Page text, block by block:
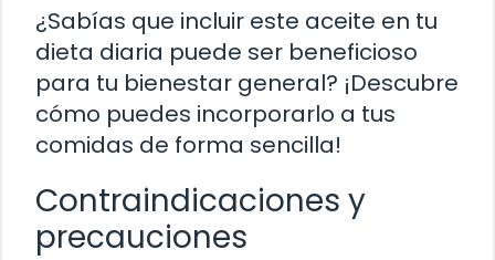
¿Sabías que incluir este aceite en tu
dieta diaria puede ser beneficioso
para tu bienestar general? ¡Descubre
cómo puedes incorporarlo a tus
comidas de forma sencilla!
Contraindicaciones y
precauciones